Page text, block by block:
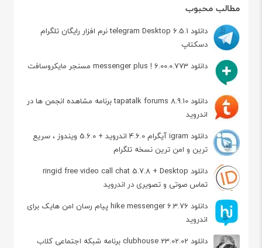
مطالب محبوب
دانلود telegram Desktop 6.5.1 نرم افزار رایگان تلگرام
دسکتاپ
دانلود messenger plus ! 6.00.0.773 مسنجر مایکروسافت
دانلود tapatalk forums 8.9.10 برنامه مشاهده انجمن ها در
اندروید
دانلود igram آیگرام 4.6.0 اندروید + 5.6.0 ویندوز ، سریع
ترین و امن ترین نسخه تلگرام
دانلود ringid free video call chat 5.7.8 + Desktop
تماس صوتی و تصویری در اندروید
دانلود hike messenger 6.3.76 پیام‌ رسان‌ امن هایک برای
اندروید
دانلود clubhouse 23.02.02 برنامه شبکه اجتماعی کلاب